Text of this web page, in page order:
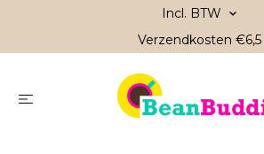
Incl. BTW
Verzendkosten €6,5